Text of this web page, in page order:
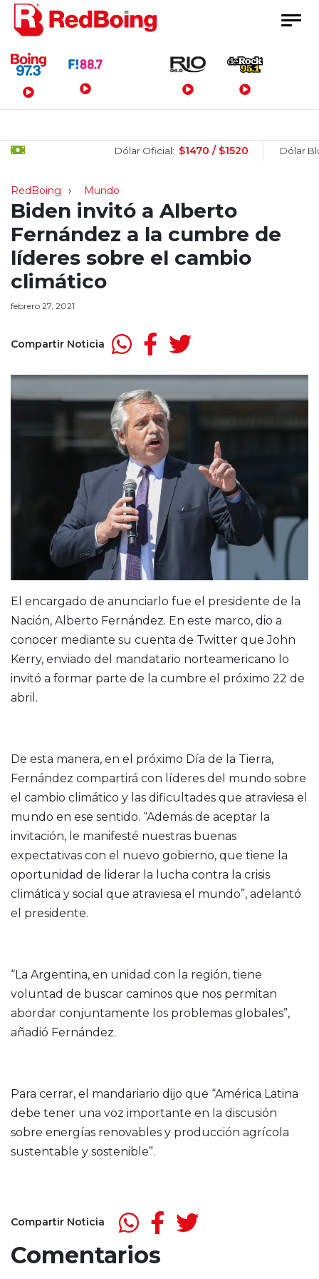
Menú Principal
Dólar Oficial: $1470 / $1520 Dólar Blue:
RedBoing Mundo
Biden invitó a Alberto
Fernández a la cumbre de
líderes sobre el cambio
climático
febrero 27, 2021
Compartir Noticia
El encargado de anunciarlo fue el presidente de la
Nación, Alberto Fernández. En este marco, dio a
conocer mediante su cuenta de Twitter que John
Kerry, enviado del mandatario norteamericano lo
invitó a formar parte de la cumbre el próximo 22 de
abril.
De esta manera, en el próximo Día de la Tierra,
Fernández compartirá con líderes del mundo sobre
el cambio climático y las dificultades que atraviesa el
mundo en ese sentido. “Además de aceptar la
invitación, le manifesté nuestras buenas
expectativas con el nuevo gobierno, que tiene la
oportunidad de liderar la lucha contra la crisis
climática y social que atraviesa el mundo”, adelantó
el presidente.
“La Argentina, en unidad con la región, tiene
voluntad de buscar caminos que nos permitan
abordar conjuntamente los problemas globales”,
añadió Fernández.
Para cerrar, el mandariario dijo que “América Latina
debe tener una voz importante en la discusión
sobre energías renovables y producción agrícola
sustentable y sostenible”.
Compartir Noticia
Comentarios